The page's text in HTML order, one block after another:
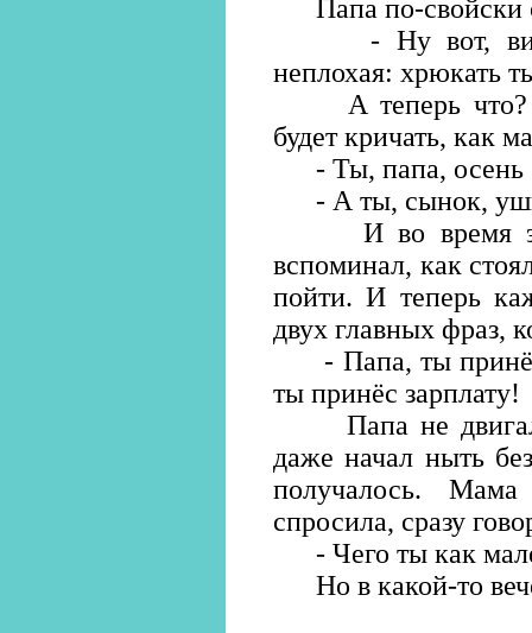
Папа по-свойски
- Ну вот,
неплохая: хрюкать
А теперь что?
будет кричать, как
- Ты, папа, осень
- А ты, сынок,
И во время
вспоминал, как
пойти. И теперь
двух главных фраз,
- Папа, ты принёс
ты принёс зарплату!
Папа не
даже начал ныть
получалось.
спросила, сразу
- Чего ты как
Но в какой-то